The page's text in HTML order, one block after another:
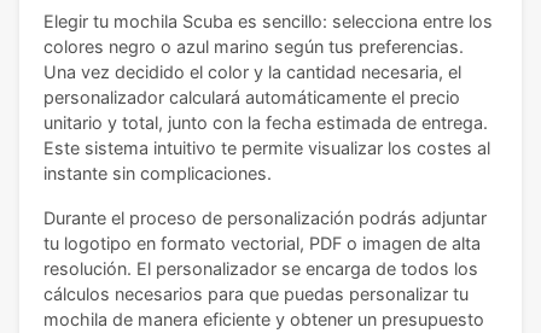
Elegir tu mochila Scuba es sencillo: selecciona entre los
colores negro o azul marino según tus preferencias.
Una vez decidido el color y la cantidad necesaria, el
personalizador calculará automáticamente el precio
unitario y total, junto con la fecha estimada de entrega.
Este sistema intuitivo te permite visualizar los costes al
instante sin complicaciones.
Durante el proceso de personalización podrás adjuntar
tu logotipo en formato vectorial, PDF o imagen de alta
resolución. El personalizador se encarga de todos los
cálculos necesarios para que puedas personalizar tu
mochila de manera eficiente y obtener un presupuesto